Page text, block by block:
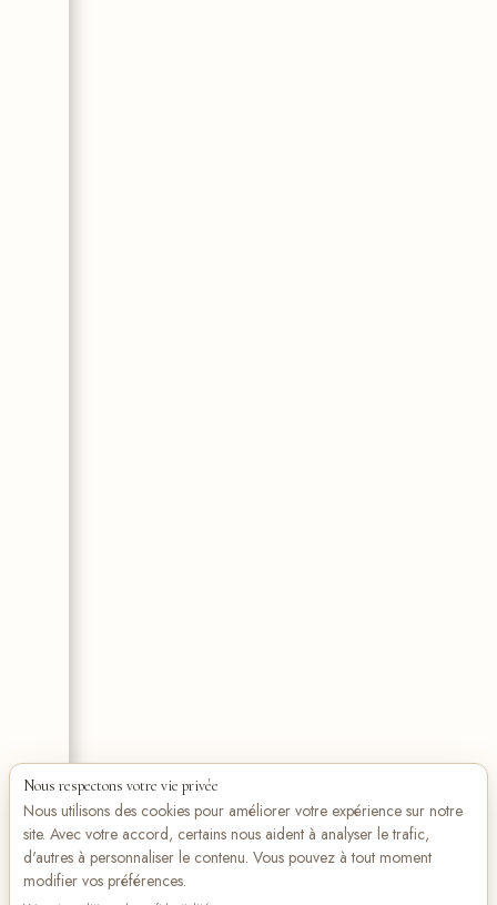
Nous respectons votre vie privée
Nous utilisons des cookies pour améliorer votre expérience sur notre
site. Avec votre accord, certains nous aident à analyser le trafic,
d'autres à personnaliser le contenu. Vous pouvez à tout moment
modifier vos préférences.